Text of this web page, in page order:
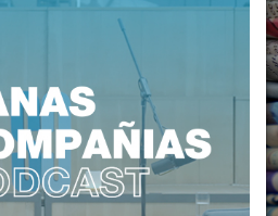
LOSMEDIOS